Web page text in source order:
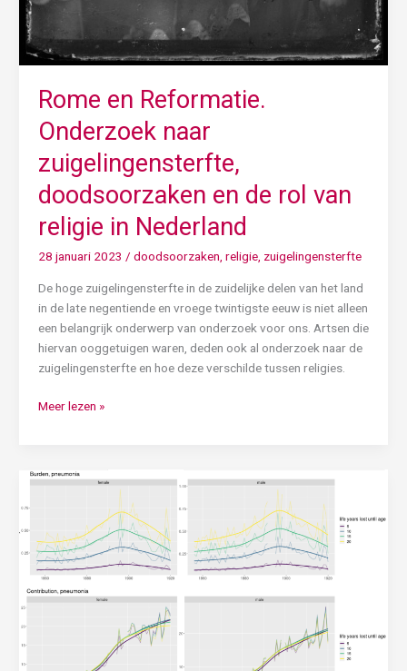
Rome en Reformatie.
Onderzoek naar
zuigelingensterfte,
doodsoorzaken en de rol van
religie in Nederland
28 januari 2023 / doodsoorzaken, religie, zuigelingensterfte
De hoge zuigelingensterfte in de zuidelijke delen van het land
in de late negentiende en vroege twintigste eeuw is niet alleen
een belangrijk onderwerp van onderzoek voor ons. Artsen die
hiervan ooggetuigen waren, deden ook al onderzoek naar de
zuigelingensterfte en hoe deze verschilde tussen religies.
Meer lezen »
Mortaliteit
doodsoorzaken
(1856-
1920)